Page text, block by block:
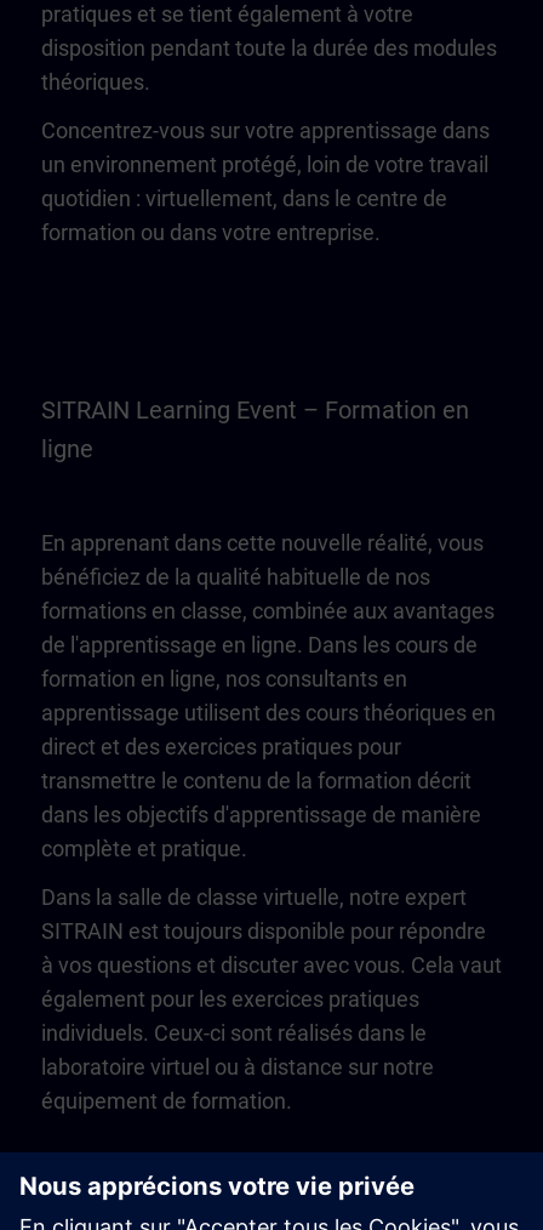
pratiques et se tient également à votre
disposition pendant toute la durée des modules
théoriques.
Concentrez-vous sur votre apprentissage dans
un environnement protégé, loin de votre travail
quotidien : virtuellement, dans le centre de
formation ou dans votre entreprise.
SITRAIN Learning Event – Formation en
ligne
En apprenant dans cette nouvelle réalité, vous
bénéficiez de la qualité habituelle de nos
formations en classe, combinée aux avantages
de l'apprentissage en ligne. Dans les cours de
formation en ligne, nos consultants en
apprentissage utilisent des cours théoriques en
direct et des exercices pratiques pour
transmettre le contenu de la formation décrit
dans les objectifs d'apprentissage de manière
complète et pratique.
Dans la salle de classe virtuelle, notre expert
SITRAIN est toujours disponible pour répondre
à vos questions et discuter avec vous. Cela vaut
également pour les exercices pratiques
individuels. Ceux-ci sont réalisés dans le
laboratoire virtuel ou à distance sur notre
équipement de formation.